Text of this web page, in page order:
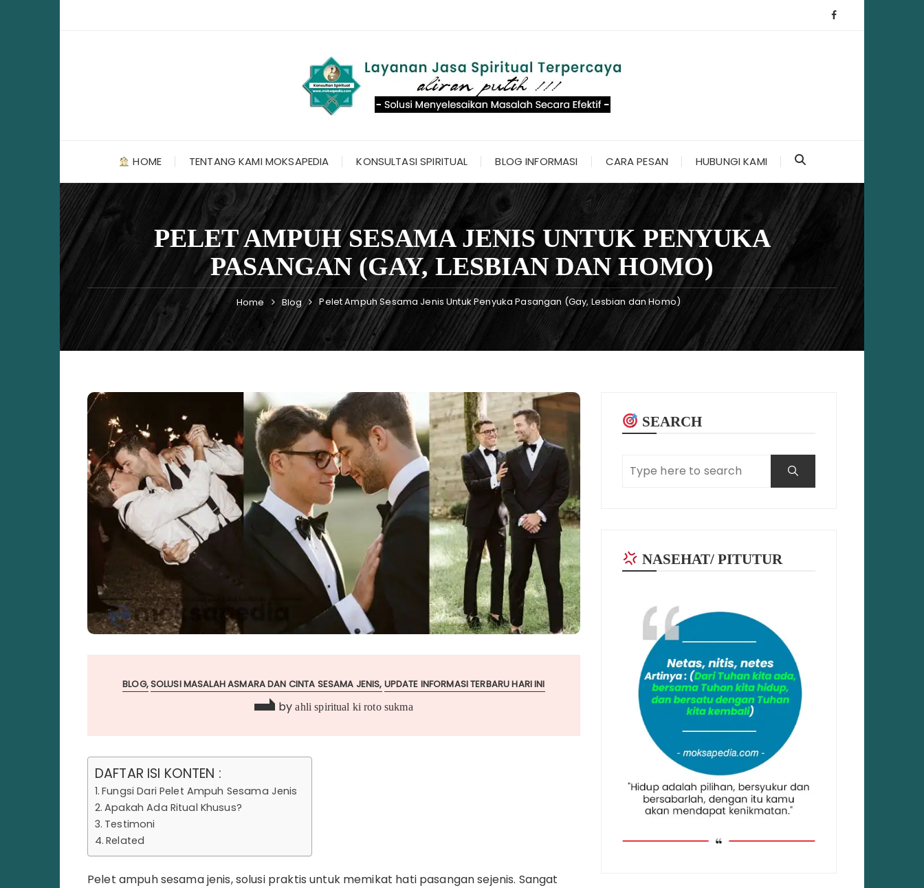
HOME TENTANG KAMI MOKSAPEDIA KONSULTASI SPIRITUAL BLOG INFORMASI CARA PESAN HUBUNGI KAMI
PELET AMPUH SESAMA JENIS UNTUK PENYUKA
PASANGAN (GAY, LESBIAN DAN HOMO)
Home Blog Pelet Ampuh Sesama Jenis Untuk Penyuka Pasangan (Gay, Lesbian dan Homo)
BLOG SOLUSI MASALAH ASMARA DAN CINTA SESAMA JENIS UPDATE INFORMASI TERBARU HARI INI
byahli spiritual ki roto sukma
DAFTAR ISI KONTEN :
Fungsi Dari Pelet Ampuh Sesama Jenis
Apakah Ada Ritual Khusus?
Testimoni
Related
Pelet ampuh sesama jenis, solusi praktis untuk memikat hati pasangan sejenis. Sangat
SEARCH
NASEHAT/ PITUTUR